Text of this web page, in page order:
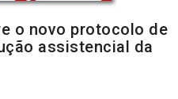
o novo protocolo de
assistencial da